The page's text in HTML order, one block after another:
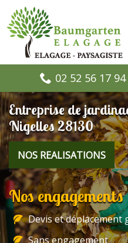
02 52 56 17 94
Entreprise de
Nigelles 28130
NOS REALISATIONS
Nos engagements
Devis et déplacement
Sans engagement